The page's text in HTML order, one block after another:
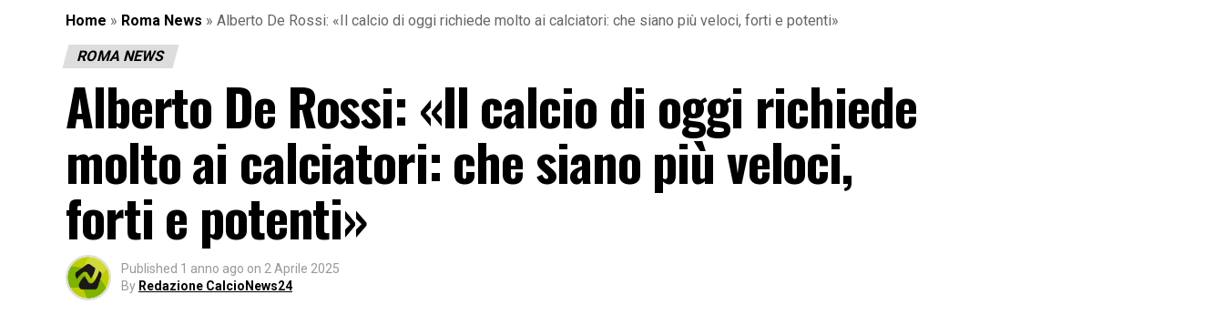
Home » Roma News » Alberto De Rossi: «Il calcio di oggi richiede molto ai calciatori: che siano più veloci, forti e potenti»
ROMA NEWS
Alberto De Rossi: «Il calcio di oggi richiede
molto ai calciatori: che siano più veloci,
forti e potenti»
Published 1 anno ago on 2 Aprile 2025
By Redazione CalcioNews24